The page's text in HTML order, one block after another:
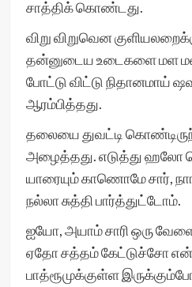
சாத்திக் கொண்டது.
விறு விறுவென
தன்னுடைய உடைகளை மள
போட்டு விட்டு நிதானமாய்
ஆரம்பித்தது.
தலையை துவட்டி
அழைத்தது. எடுத்து ஹலோ
யாரையும் காணொமே சார்,
நல்லா சுத்தி பார்த்துட்டோம்.
ஐயோ, அயாம் சாரி ஒரு
ஏதோ சத்தம் கேட்டுச்சோ
பாத்ரூமுக்குள்ள